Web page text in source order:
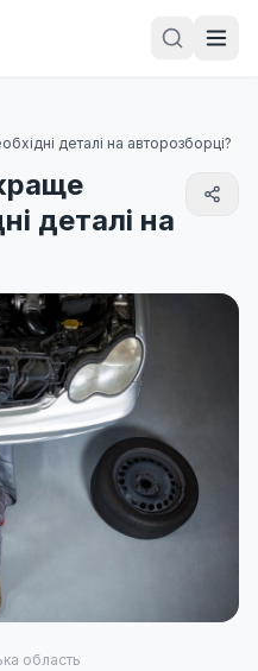
деталі на авторозборці?
деталі на
область